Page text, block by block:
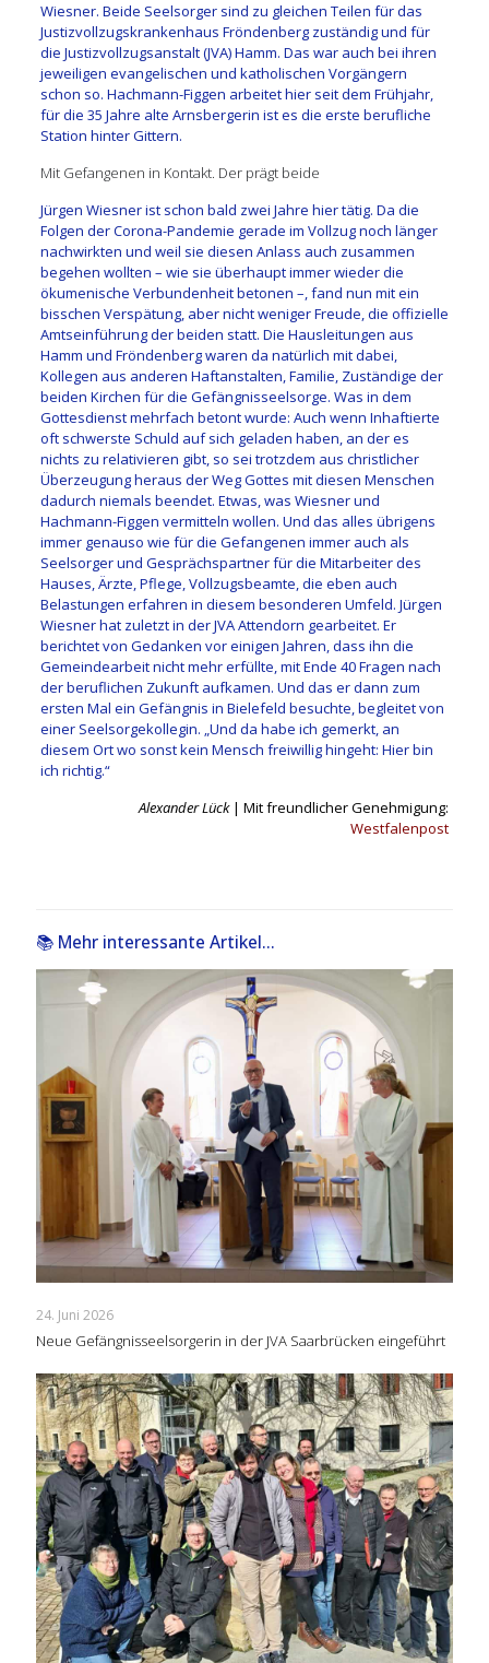
Wiesner. Beide Seelsorger sind zu gleichen Teilen für das
Justizvollzugskrankenhaus Fröndenberg zuständig und für
die Justizvollzugsanstalt (JVA) Hamm. Das war auch bei ihren
jeweiligen evangelischen und katholischen Vorgängern
schon so. Hachmann-Figgen arbeitet hier seit dem Frühjahr,
für die 35 Jahre alte Arnsbergerin ist es die erste berufliche
Station hinter Gittern.
Mit Gefangenen in Kontakt. Der prägt beide
Jürgen Wiesner ist schon bald zwei Jahre hier tätig. Da die
Folgen der Corona-Pandemie gerade im Vollzug noch länger
nachwirkten und weil sie diesen Anlass auch zusammen
begehen wollten – wie sie überhaupt immer wieder die
ökumenische Verbundenheit betonen –, fand nun mit ein
bisschen Verspätung, aber nicht weniger Freude, die offizielle
Amtseinführung der beiden statt. Die Hausleitungen aus
Hamm und Fröndenberg waren da natürlich mit dabei,
Kollegen aus anderen Haftanstalten, Familie, Zuständige der
beiden Kirchen für die Gefängnisseelsorge. Was in dem
Gottesdienst mehrfach betont wurde: Auch wenn Inhaftierte
oft schwerste Schuld auf sich geladen haben, an der es
nichts zu relativieren gibt, so sei trotzdem aus christlicher
Überzeugung heraus der Weg Gottes mit diesen Menschen
dadurch niemals beendet. Etwas, was Wiesner und
Hachmann-Figgen vermitteln wollen. Und das alles übrigens
immer genauso wie für die Gefangenen immer auch als
Seelsorger und Gesprächspartner für die Mitarbeiter des
Hauses, Ärzte, Pflege, Vollzugsbeamte, die eben auch
Belastungen erfahren in diesem besonderen Umfeld. Jürgen
Wiesner hat zuletzt in der JVA Attendorn gearbeitet. Er
berichtet von Gedanken vor einigen Jahren, dass ihn die
Gemeindearbeit nicht mehr erfüllte, mit Ende 40 Fragen nach
der beruflichen Zukunft aufkamen. Und das er dann zum
ersten Mal ein Gefängnis in Bielefeld besuchte, begleitet von
einer Seelsorgekollegin. „Und da habe ich gemerkt, an
diesem Ort wo sonst kein Mensch freiwillig hingeht: Hier bin
ich richtig.“
Alexander Lück| Mit freundlicher Genehmigung:
Westfalenpost
📚 Mehr interessante Artikel...
24. Juni 2026
Neue Gefängnisseelsorgerin in der JVA Saarbrücken eingeführt